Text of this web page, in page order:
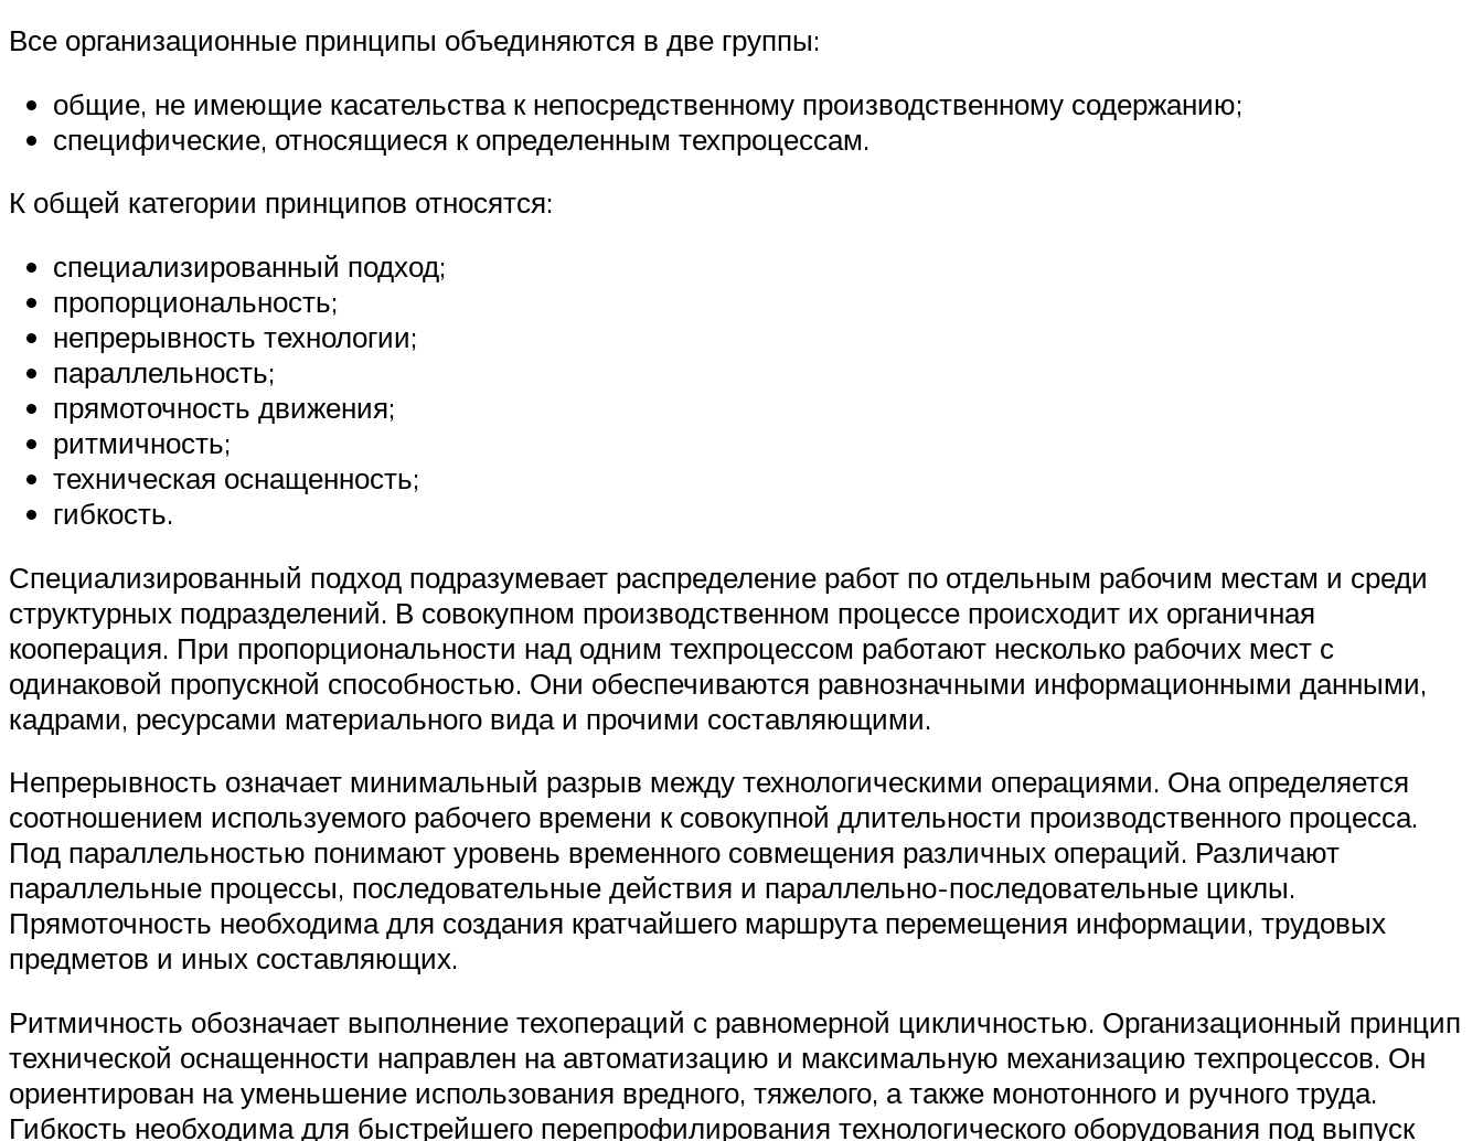
Все организационные принципы объединяются в две группы:
общие, не имеющие касательства к непосредственному производственному содержанию;
специфические, относящиеся к определенным техпроцессам.
К общей категории принципов относятся:
специализированный подход;
пропорциональность;
непрерывность технологии;
параллельность;
прямоточность движения;
ритмичность;
техническая оснащенность;
гибкость.
Специализированный подход подразумевает распределение работ по отдельным рабочим местам и среди
структурных подразделений. В совокупном производственном процессе происходит их органичная
кооперация. При пропорциональности над одним техпроцессом работают несколько рабочих мест с
одинаковой пропускной способностью. Они обеспечиваются равнозначными информационными данными,
кадрами, ресурсами материального вида и прочими составляющими.
Непрерывность означает минимальный разрыв между технологическими операциями. Она определяется
соотношением используемого рабочего времени к совокупной длительности производственного процесса.
Под параллельностью понимают уровень временного совмещения различных операций. Различают
параллельные процессы, последовательные действия и параллельно-последовательные циклы.
Прямоточность необходима для создания кратчайшего маршрута перемещения информации, трудовых
предметов и иных составляющих.
Ритмичность обозначает выполнение техопераций с равномерной цикличностью. Организационный принцип
технической оснащенности направлен на автоматизацию и максимальную механизацию техпроцессов. Он
ориентирован на уменьшение использования вредного, тяжелого, а также монотонного и ручного труда.
Гибкость необходима для быстрейшего перепрофилирования технологического оборудования под выпуск